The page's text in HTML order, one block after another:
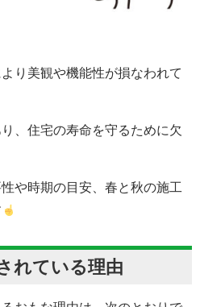
り美観や機能性が損なわれて
、住宅の寿命を守るために欠
や時期の目安、春と秋の施工
れている理由